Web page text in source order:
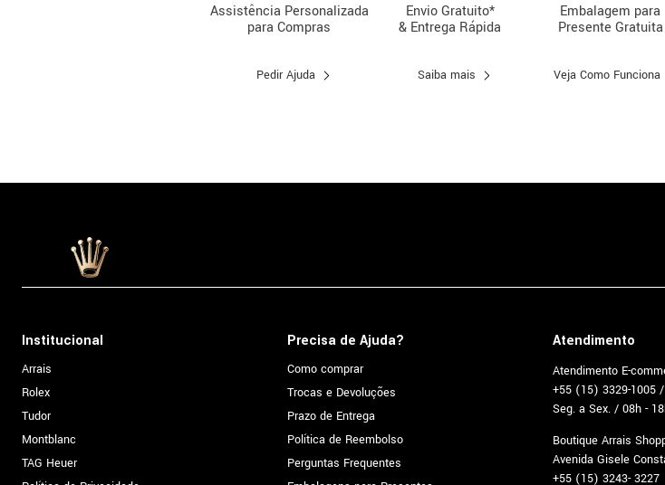
Assistência Personalizada
para Compras
Pedir Ajuda
Envio Gratuito*
& Entrega Rápida
Saiba mais
Embalagem para
Presente Gratuita
Veja Como Funciona
Institucional
Arrais
Rolex
Tudor
Montblanc
TAG Heuer
Precisa de Ajuda?
Como comprar
Trocas e Devoluções
Prazo de Entrega
Política de Reembolso
Perguntas Frequentes
Atendimento
Atendimento E-
+55 (15) 3329-1005
Seg. a Sex. / 08h -
Boutique Arrais
Avenida Gisele
+55 (15) 3243- 3227